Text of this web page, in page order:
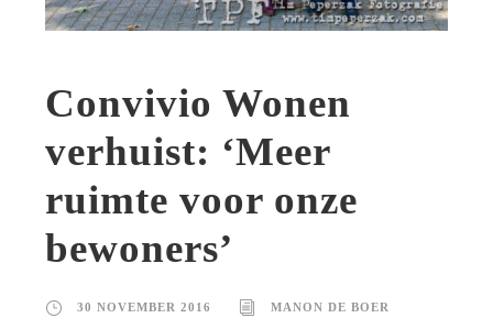
Convivio Wonen
verhuist: ‘Meer
ruimte voor onze
bewoners’
30 NOVEMBER 2016 MANON DE BOER